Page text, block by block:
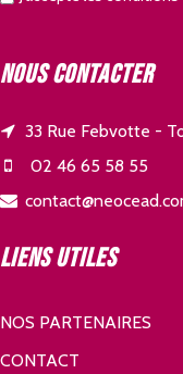
Nous contacter
33 Rue Febvotte -
02 46 65 58 55
Liens utiles
NOS PARTENAIRES
CONTACT